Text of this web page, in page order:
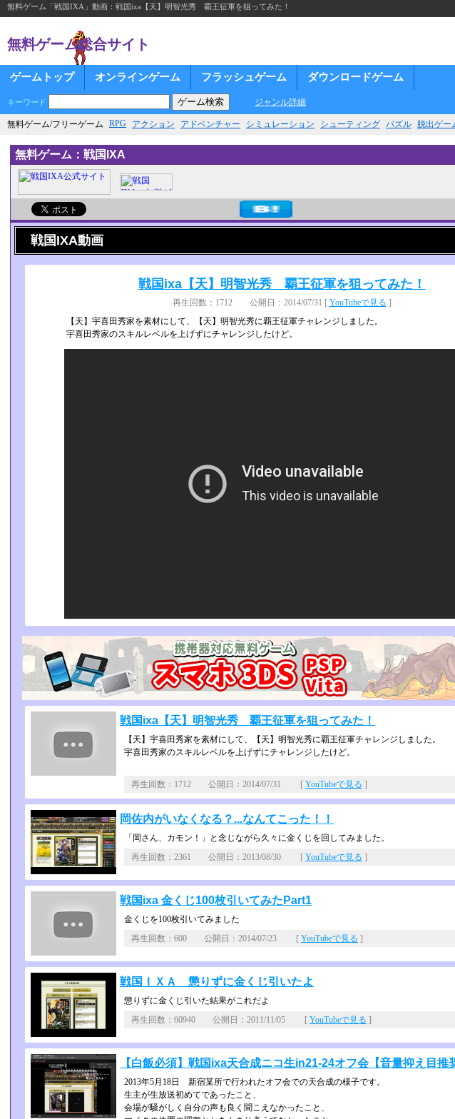
無料ゲーム「戦国IXA」動画：戦国ixa【天】明智光秀 覇王征軍を狙ってみた！
無料ゲーム総合サイト
ゲームトップ オンラインゲーム フラッシュゲーム ダウンロードゲーム
キーワード ジャンル詳細
無料ゲーム/フリーゲーム RPG アクション アドベンチャー シミュレーション シューティング パズル 脱出ゲー
無料ゲーム：戦国IXA
戦国IXA動画
戦国ixa【天】明智光秀 覇王征軍を狙ってみた！
再生回数：1712 公開日：2014/07/31 [ YouTubeで見る ]
【天】宇喜田秀家を素材にして、【天】明智光秀に覇王征軍チャレンジしました。
宇喜田秀家のスキルレベルを上げずにチャレンジしたけど。
戦国ixa【天】明智光秀 覇王征軍を狙ってみた！
【天】宇喜田秀家を素材にして、【天】明智光秀に覇王征軍チャレンジしました。
宇喜田秀家のスキルレベルを上げずにチャレンジしたけど。
再生回数：1712 公開日：2014/07/31 [ YouTubeで見る ]
岡佐内がいなくなる？...なんてこった！！
「岡さん、カモン！」と念じながら久々に金くじを回してみました。
再生回数：2361 公開日：2013/08/30 [ YouTubeで見る ]
戦国ixa 金くじ100枚引いてみたPart1
金くじを100枚引いてみました
再生回数：600 公開日：2014/07/23 [ YouTubeで見る ]
戦国ＩＸＡ 懲りずに金くじ引いたよ
懲りずに金くじ引いた結果がこれだよ
再生回数：60940 公開日：2011/11/05 [ YouTubeで見る ]
【白飯必須】戦国ixa天合成ニコ生in21-24オフ会【音量抑え目推
2013年5月18日 新宿某所で行われたオフ会での天合成の様子です。
生主が生放送初めてであったこと、
会場が騒がしく自分の声も良く聞こえなかったこと、